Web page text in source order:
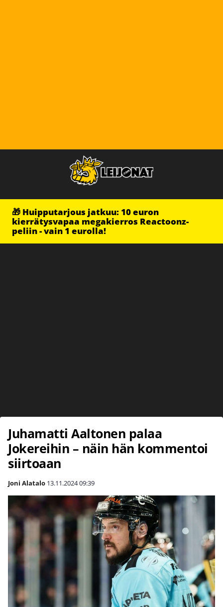
🎁 Huipputarjous jatkuu: 10 euron
kierrätysvapaa megakierros Reactoonz-
peliin - vain 1 eurolla!
Juhamatti Aaltonen palaa
Jokereihin – näin hän kommentoi
siirtoaan
Joni Alatalo 13.11.202409:39